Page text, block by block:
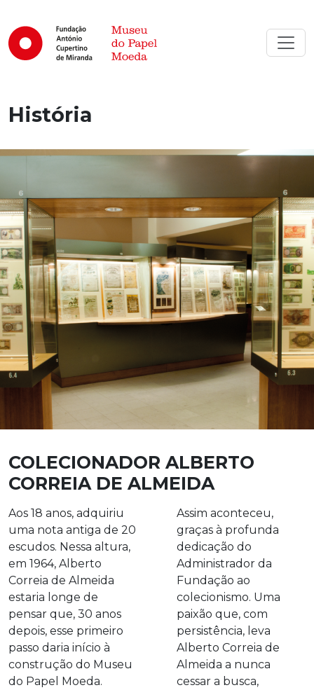
História
COLECIONADOR ALBERTO
CORREIA DE ALMEIDA
Aos 18 anos, adquiriu
uma nota antiga de 20
escudos. Nessa altura,
em 1964, Alberto
Correia de Almeida
estaria longe de
pensar que, 30 anos
depois, esse primeiro
passo daria início à
construção do Museu
do Papel Moeda.
Assim aconteceu,
graças à profunda
dedicação do
Administrador da
Fundação ao
colecionismo. Uma
paixão que, com
persistência, leva
Alberto Correia de
Almeida a nunca
cessar a busca,